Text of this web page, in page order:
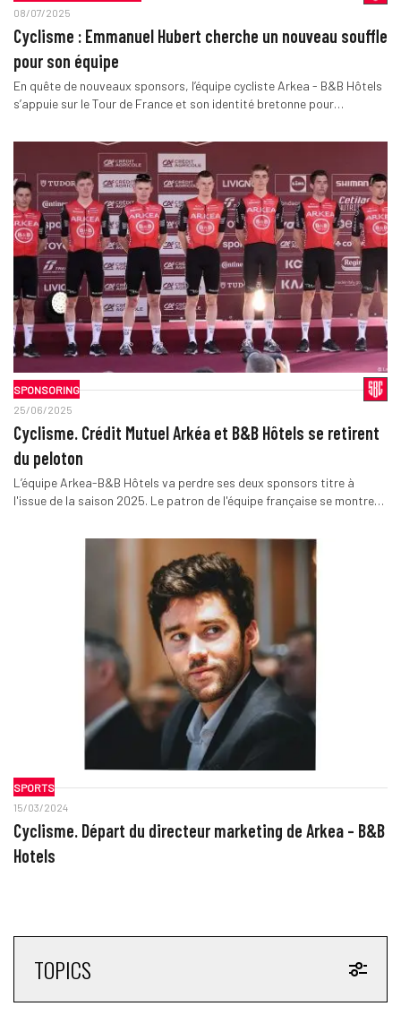
08/07/2025
Cyclisme : Emmanuel Hubert cherche un nouveau souffle
pour son équipe
En quête de nouveaux sponsors, l’équipe cycliste Arkea - B&B Hôtels
s’appuie sur le Tour de France et son identité bretonne pour…
SPONSORING
25/06/2025
Cyclisme. Crédit Mutuel Arkéa et B&B Hôtels se retirent
du peloton
L’équipe Arkea-B&B Hôtels va perdre ses deux sponsors titre à
l'issue de la saison 2025. Le patron de l'équipe française se montre…
SPORTS
15/03/2024
Cyclisme. Départ du directeur marketing de Arkea – B&B
Hotels
TOPICS